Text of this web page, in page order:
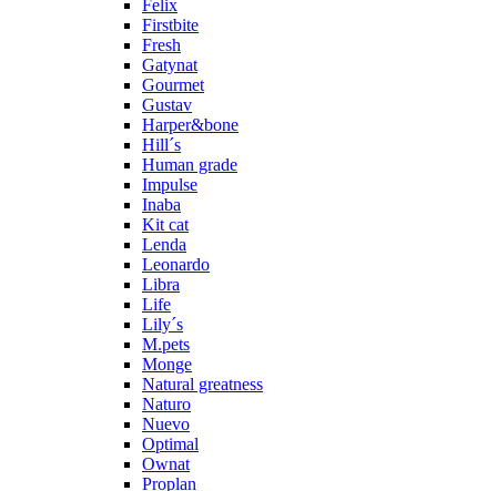
Felix
Firstbite
Fresh
Gatynat
Gourmet
Gustav
Harper&bone
Hill´s
Human grade
Impulse
Inaba
Kit cat
Lenda
Leonardo
Libra
Life
Lily´s
M.pets
Monge
Natural greatness
Naturo
Nuevo
Optimal
Ownat
Proplan